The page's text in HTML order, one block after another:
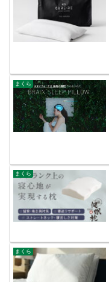
まくら
まくら
まくら